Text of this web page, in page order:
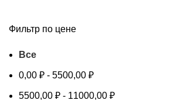
Фильтр по цене
Все
0,00 ₽ - 5500,00 ₽
5500,00 ₽ - 11000,00 ₽